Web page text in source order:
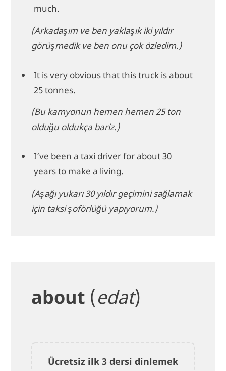
much.
(Arkadaşım ve ben yaklaşık iki yıldır
görüşmedik ve ben onu çok özledim.)
It is very obvious that this truck is about
25 tonnes.
(Bu kamyonun hemen hemen 25 ton
olduğu oldukça bariz.)
I’ve been a taxi driver for about 30
years to make a living.
(Aşağı yukarı 30 yıldır geçimini sağlamak
için taksi şoförlüğü yapıyorum.)
about (edat)
Ücretsiz ilk 3 dersi dinlemek